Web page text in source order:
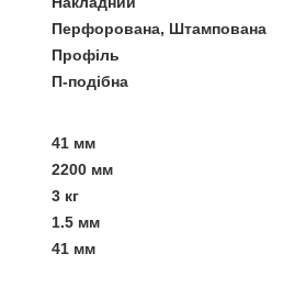
Перфорована, Штампована
Профіль
П-подібна
41 мм
2200 мм
3 кг
1.5 мм
41 мм